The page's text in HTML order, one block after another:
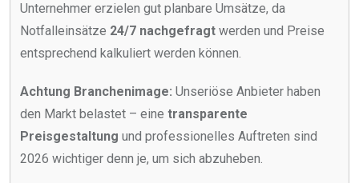
Unternehmer erzielen gut planbare Umsätze, da
Notfalleinsätze 24/7 nachgefragt werden und Preise
entsprechend kalkuliert werden können.
Achtung Branchenimage: Unseriöse Anbieter haben
den Markt belastet – eine transparente
Preisgestaltung und professionelles Auftreten sind
2026 wichtiger denn je, um sich abzuheben.